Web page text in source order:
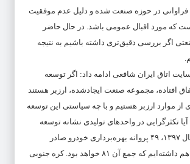
در حوزه صنعت شده و دلیل عدم موفقیت
که مورد اقبال عمومی باشد. در حال حاضر
اگر بررسی دقیق‌تری داشته باشیم به نتیجه
اتاق ایران شافعی ادامه داد: اگر توسعه
افتاده، مجموعه صنعت ایجادشده، ارزبر هستند
از موارد ارزبر هستیم و با چه سیاستی این توسعه
تکثرگرایی در واحدهای تولیدی نشانه توسعه
است یا خیر؟ در سال ۱۳۹۷، ۴۹ پروانه بهره‌برداری خودرو صادر
کرده‌ایم؛ ۳۲ مجوز هم داشته‌ایم که جمع آن ۸۱ خواهد بود. کره جنوبی